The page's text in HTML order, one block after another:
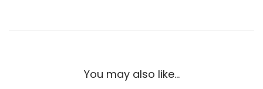
You may also like…